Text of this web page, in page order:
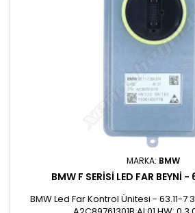
MARKA: BMW
BMW F SERISI LED FAR BEYNI
BMW Led Far Kontrol Ünitesi - 63.11-7